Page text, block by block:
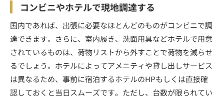
コンビニやホテルで現地調達する
国内であれば、出張に必要なほとんどのものがコンビニで調
達できます。さらに、室内履き、洗面用具などホテルで用意
されているものは、荷物リストから外すことで荷物を減らせ
るでしょう。ホテルによってアメニティや貸し出しサービス
は異なるため、事前に宿泊するホテルのHPもしくは直接確
認しておくと当日スムーズです。ただし、台数が限られてい